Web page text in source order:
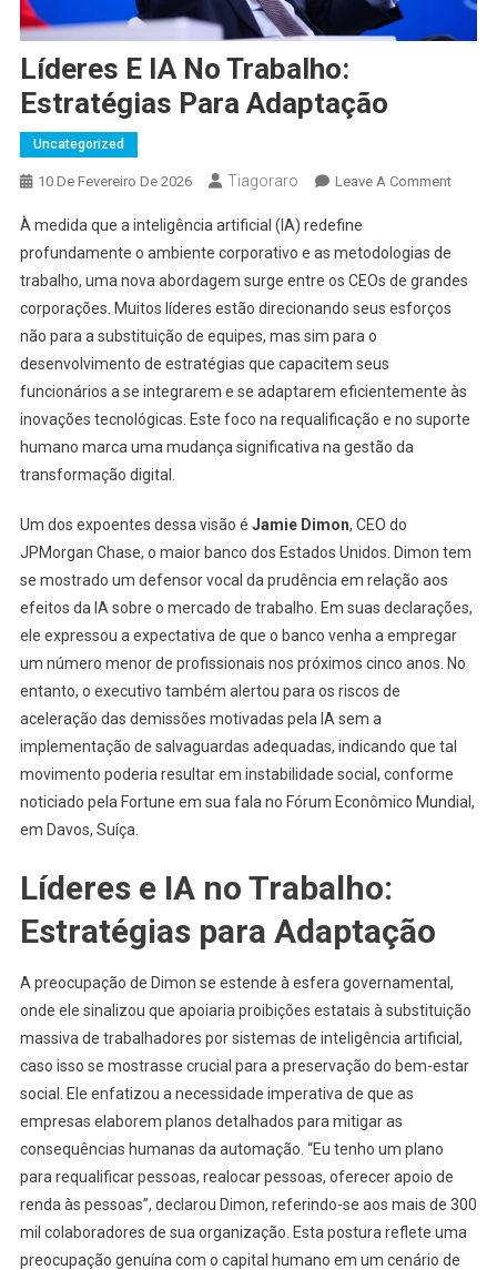
Líderes E IA No Trabalho:
Estratégias Para Adaptação
Uncategorized
10 De Fevereiro De 2026 Tiagoraro Leave A CommentOn
IA
No
À medida que a inteligência artificial (IA) redefine
profundamente o ambiente corporativo e as metodologias de
trabalho, uma nova abordagem surge entre os CEOs de grandes
corporações. Muitos líderes estão direcionando seus esforços
não para a substituição de equipes, mas sim para o
desenvolvimento de estratégias que capacitem seus
funcionários a se integrarem e se adaptarem eficientemente às
inovações tecnológicas. Este foco na requalificação e no suporte
humano marca uma mudança significativa na gestão da
transformação digital.
Um dos expoentes dessa visão é Jamie Dimon, CEO do
JPMorgan Chase, o maior banco dos Estados Unidos. Dimon tem
se mostrado um defensor vocal da prudência em relação aos
efeitos da IA sobre o mercado de trabalho. Em suas declarações,
ele expressou a expectativa de que o banco venha a empregar
um número menor de profissionais nos próximos cinco anos. No
entanto, o executivo também alertou para os riscos de
aceleração das demissões motivadas pela IA sem a
implementação de salvaguardas adequadas, indicando que tal
movimento poderia resultar em instabilidade social, conforme
noticiado pela Fortune em sua fala no Fórum Econômico Mundial,
em Davos, Suíça.
Líderes e IA no Trabalho:
Estratégias para Adaptação
A preocupação de Dimon se estende à esfera governamental,
onde ele sinalizou que apoiaria proibições estatais à substituição
massiva de trabalhadores por sistemas de inteligência artificial,
caso isso se mostrasse crucial para a preservação do bem-estar
social. Ele enfatizou a necessidade imperativa de que as
empresas elaborem planos detalhados para mitigar as
consequências humanas da automação. “Eu tenho um plano
para requalificar pessoas, realocar pessoas, oferecer apoio de
renda às pessoas”, declarou Dimon, referindo-se aos mais de 300
mil colaboradores de sua organização. Esta postura reflete uma
preocupação genuína com o capital humano em um cenário de